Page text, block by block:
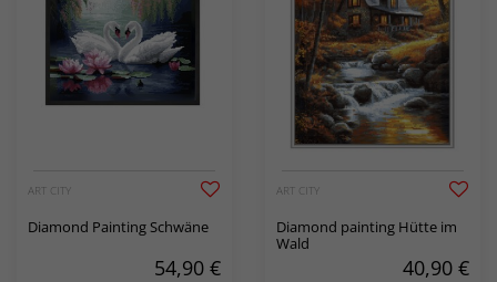
ART CITY
Diamond Painting Schwäne
54,90 €
ART CITY
Diamond painting Hütte im
Wald
40,90 €